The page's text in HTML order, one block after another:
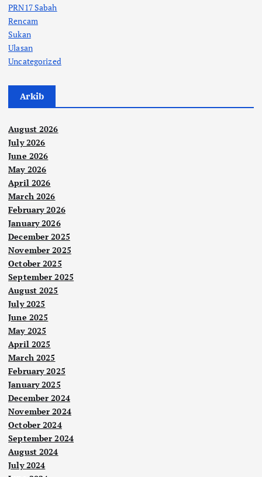
PRN17 Sabah
Rencam
Sukan
Ulasan
Uncategorized
Arkib
August 2026
July 2026
June 2026
May 2026
April 2026
March 2026
February 2026
January 2026
December 2025
November 2025
October 2025
September 2025
August 2025
July 2025
June 2025
May 2025
April 2025
March 2025
February 2025
January 2025
December 2024
November 2024
October 2024
September 2024
August 2024
July 2024
Berit
Utam